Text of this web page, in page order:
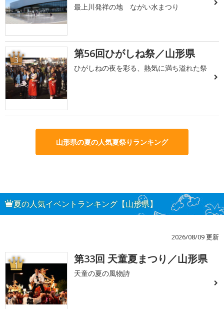
最上川発祥の地 ながい水まつり
3 第56回ひがしね祭／山形県
ひがしねの夜を彩る、熱気に満ち溢れた祭
山形県の夏の人気夏祭りランキング
夏の人気イベントランキング【山形県】
2026/08/09 更新
1 第33回 天童夏まつり／山形県
天童の夏の風物詩